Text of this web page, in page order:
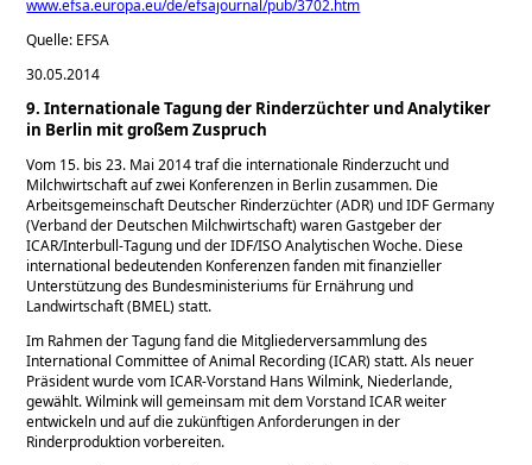
www.efsa.europa.eu/de/efsajournal/pub/3702.htm
Quelle: EFSA
30.05.2014
9. Internationale Tagung der Rinderzüchter und Analytiker
in Berlin mit großem Zuspruch
Vom 15. bis 23. Mai 2014 traf die internationale Rinderzucht und
Milchwirtschaft auf zwei Konferenzen in Berlin zusammen. Die
Arbeitsgemeinschaft Deutscher Rinderzüchter (ADR) und IDF Germany
(Verband der Deutschen Milchwirtschaft) waren Gastgeber der
ICAR/Interbull-Tagung und der IDF/ISO Analytischen Woche. Diese
international bedeutenden Konferenzen fanden mit finanzieller
Unterstützung des Bundesministeriums für Ernährung und
Landwirtschaft (BMEL) statt.
Im Rahmen der Tagung fand die Mitgliederversammlung des
International Committee of Animal Recording (ICAR) statt. Als neuer
Präsident wurde vom ICAR-Vorstand Hans Wilmink, Niederlande,
gewählt. Wilmink will gemeinsam mit dem Vorstand ICAR weiter
entwickeln und auf die zukünftigen Anforderungen in der
Rinderproduktion vorbereiten.